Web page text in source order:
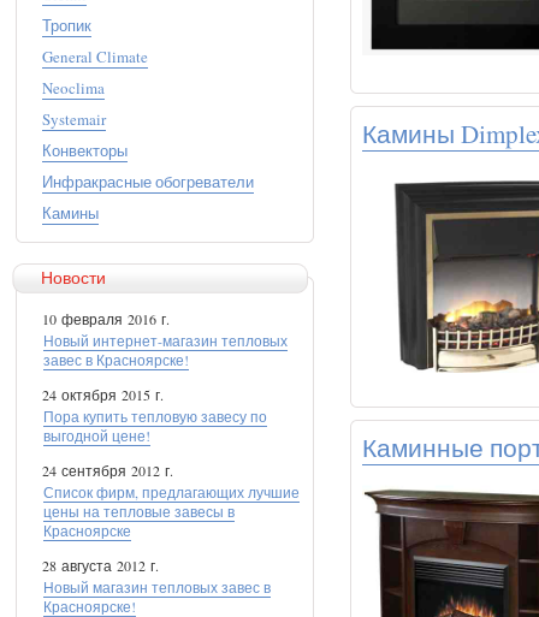
Тропик
General Climate
Neoclima
Systemair
Конвекторы
Инфракрасные обогреватели
Камины
Новости
10 февраля 2016 г.
Новый интернет-магазин тепловых
завес в Красноярске!
24 октября 2015 г.
Пора купить тепловую завесу по
выгодной цене!
24 сентября 2012 г.
Список фирм, предлагающих лучшие
цены на тепловые завесы в
Красноярске
28 августа 2012 г.
Новый магазин тепловых завес в
Красноярске!
Камины
Каминные